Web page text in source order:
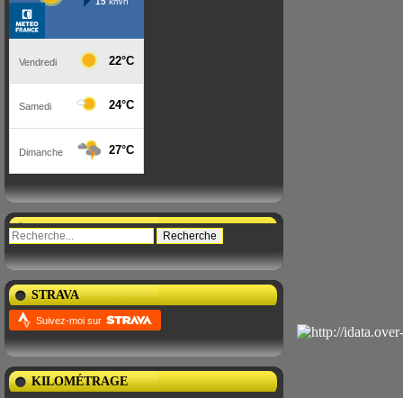
STRAVA
Suivez-moi sur
KILOMÉTRAGE